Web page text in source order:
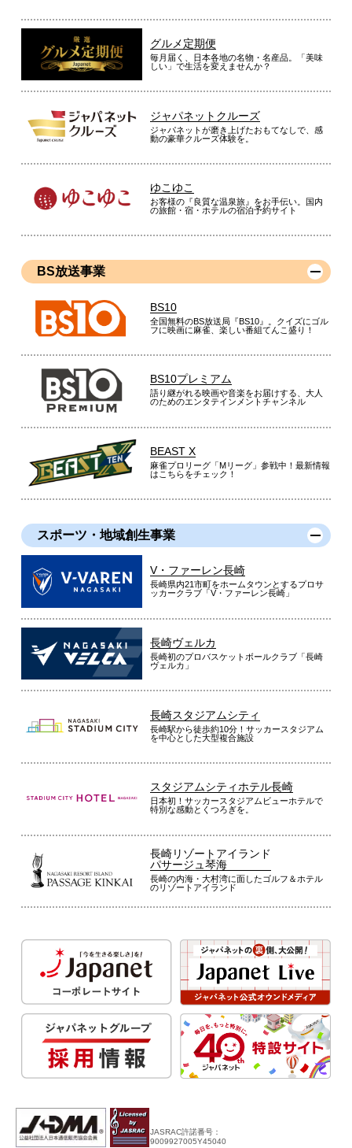
グルメ定期便
毎月届く、日本各地の名物・名産品。「美味
しい」で生活を変えませんか？
ジャパネットクルーズ
ジャパネットが磨き上げたおもてなしで、感
動の豪華クルーズ体験を。
ゆこゆこ
お客様の『良質な温泉旅』をお手伝い。国内
の旅館・宿・ホテルの宿泊予約サイト
BS放送事業
BS10
全国無料のBS放送局『BS10』。クイズにゴル
フに映画に麻雀、楽しい番組てんこ盛り！
BS10プレミアム
語り継がれる映画や音楽をお届けする、大人
のためのエンタテインメントチャンネル
BEAST X
麻雀プロリーグ「Mリーグ」参戦中！最新情報
はこちらをチェック！
スポーツ・地域創生事業
V・ファーレン長崎
長崎県内21市町をホームタウンとするプロサ
ッカークラブ「V・ファーレン長崎」
長崎ヴェルカ
長崎初のプロバスケットボールクラブ「長崎
ヴェルカ」
長崎スタジアムシティ
長崎駅から徒歩約10分！サッカースタジアム
を中心とした大型複合施設
スタジアムシティホテル長崎
日本初！サッカースタジアムビューホテルで
特別な感動とくつろぎを。
長崎リゾートアイランド
パサージュ琴海
長崎の内海・大村湾に面したゴルフ＆ホテル
のリゾートアイランド
JASRAC許諾番号：
9009927005Y45040